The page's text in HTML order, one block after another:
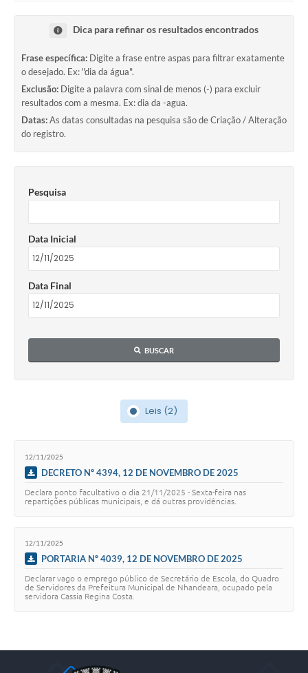
Dica para refinar os resultados encontrados
Frase específica: Digite a frase entre aspas para filtrar exatamente
o desejado. Ex: "dia da água".
Exclusão: Digite a palavra com sinal de menos (-) para excluir
resultados com a mesma. Ex: dia da -agua.
Datas:As datas consultadas na pesquisa são de Criação / Alteração
do registro.
Pesquisa
Data Inicial
Data Final
BUSCAR
Leis (2)
12/11/2025
DECRETO Nº 4394, 12 DE NOVEMBRO DE 2025
Declara ponto facultativo o dia 21/11/2025 - Sexta-feira nas
repartições públicas municipais, e dá outras providências.
12/11/2025
PORTARIA Nº 4039, 12 DE NOVEMBRO DE 2025
Declarar vago o emprego público de Secretário de Escola, do Quadro
de Servidores da Prefeitura Municipal de Nhandeara, ocupado pela
servidora Cassia Regina Costa.